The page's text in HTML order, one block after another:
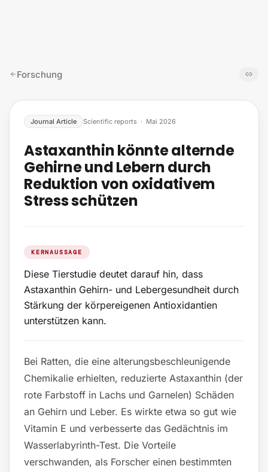
Forschung
Journal Article Scientific reports · Mai 2026
Astaxanthin könnte alternde
Gehirne und Lebern durch
Reduktion von oxidativem
Stress schützen
KERNAUSSAGE
Diese Tierstudie deutet darauf hin, dass
Astaxanthin Gehirn- und Lebergesundheit durch
Stärkung der körpereigenen Antioxidantien
unterstützen kann.
Bei Ratten, die eine alterungsbeschleunigende
Chemikalie erhielten, reduzierte Astaxanthin (der
rote Farbstoff in Lachs und Garnelen) Schäden
an Gehirn und Leber. Es wirkte etwa so gut wie
Vitamin E und verbesserte das Gedächtnis im
Wasserlabyrinth-Test. Die Vorteile
verschwanden, als Forscher einen bestimmten